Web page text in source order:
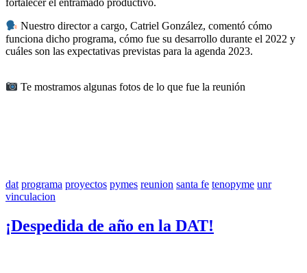
fortalecer el entramado productivo.
Nuestro director a cargo, Catriel González, comentó cómo
funciona dicho programa, cómo fue su desarrollo durante el 2022 y
cuáles son las expectativas previstas para la agenda 2023.
Te mostramos algunas fotos de lo que fue la reunión
dat programa proyectos pymes reunion santa fe tenopyme unr
vinculacion
¡Despedida de año en la DAT!